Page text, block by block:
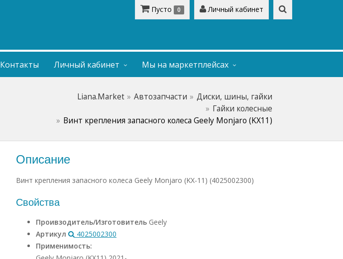
Пусто 0 Личный кабинет
Контакты Личный кабинет Мы на маркетплейсах
Liana.Market Автозапчасти
Диски, шины, гайки
Гайки колесные
Винт крепления запасного колеса Geely Monjaro (KX11)
Описание
Винт крепления запасного колеса Geely Monjaro (KX-11) (4025002300)
Свойства
Проивзодитель/Изготовитель Geely
Артикул
4025002300
Применимость: